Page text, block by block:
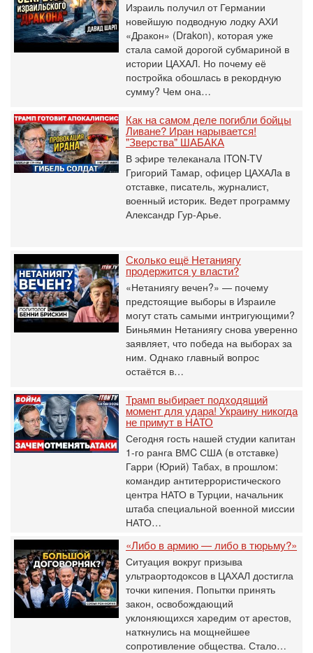
Израиль получил от Германии
новейшую подводную лодку АХИ
«Дракон» (Drakon), которая уже
стала самой дорогой субмариной в
истории ЦАХАЛ. Но почему её
постройка обошлась в рекордную
сумму? Чем она…
Как на самом деле погибли бойцы
Ливане? Иран нарывается!
"Зверства" ШАБАКА
В эфире телеканала ITON-TV
Григорий Тамар, офицер ЦАХАЛа в
отставке, писатель, журналист,
военный историк. Ведет программу
Александр Гур-Арье.
Сколько ещё Нетаниягу
продержится у власти?
«Нетаниягу вечен?» — почему
предстоящие выборы в Израиле
могут стать самыми интригующими?
Биньямин Нетаниягу снова уверенно
заявляет, что победа на выборах за
ним. Однако главный вопрос
остаётся в…
Трамп выбирает подходящий
момент для удара! Украину никогда
не примут в НАТО
Сегодня гость нашей студии капитан
1-го ранга ВМC США (в отставке)
Гарри (Юрий) Табах, в прошлом:
командир антитеррористического
центра НАТО в Турции, начальник
штаба специальной военной миссии
НАТО…
«Либо в армию — либо в тюрьму?»
Ситуация вокруг призыва
ультраортодоксов в ЦАХАЛ достигла
точки кипения. Попытки принять
закон, освобождающий
уклоняющихся харедим от арестов,
наткнулись на мощнейшее
сопротивление общества. Стало…